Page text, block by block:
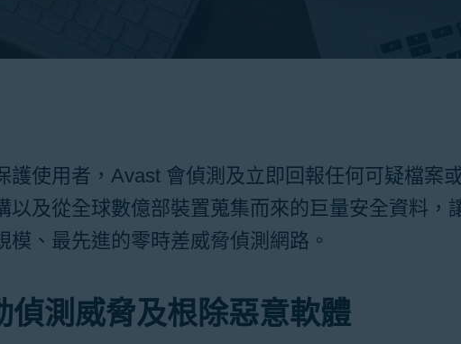
護使用者，Avast 會偵測及立即回報任何可疑檔案
以及從全球數億部裝置蒐集而來的巨量安全資料，
模、最先進的零時差威脅偵測網路。
偵測威脅及根除惡意軟體